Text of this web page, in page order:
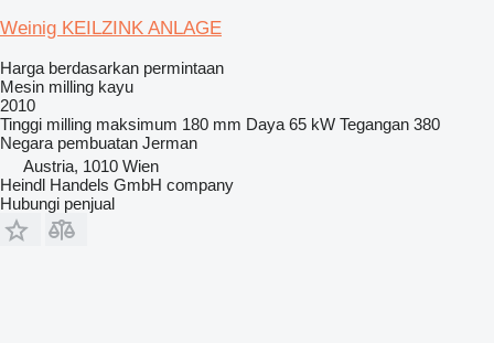
Weinig KEILZINK ANLAGE
Harga berdasarkan permintaan
Mesin milling kayu
2010
Tinggi milling maksimum 180 mm Daya 65 kW Tegangan 380
Negara pembuatan Jerman
Austria, 1010 Wien
Heindl Handels GmbH company
Hubungi penjual